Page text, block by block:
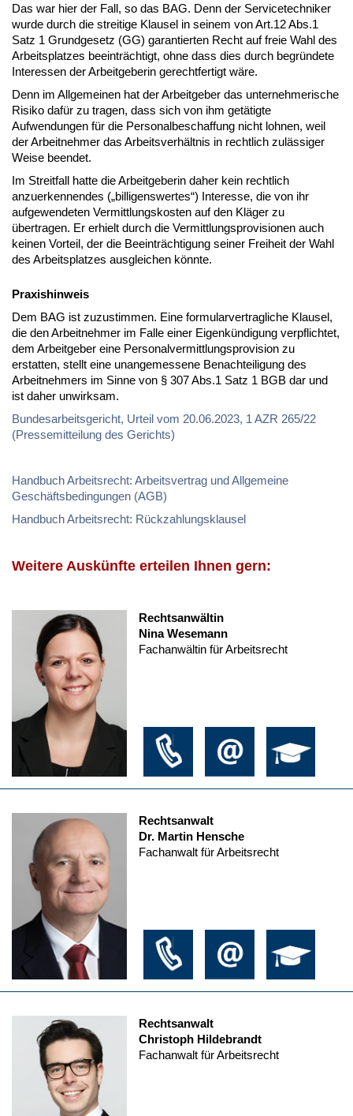
Das war hier der Fall, so das BAG. Denn der Servicetechniker
wurde durch die streitige Klausel in seinem von Art.12 Abs.1
Satz 1 Grundgesetz (GG) garantierten Recht auf freie Wahl des
Arbeitsplatzes beeinträchtigt, ohne dass dies durch begründete
Interessen der Arbeitgeberin gerechtfertigt wäre.
Denn im Allgemeinen hat der Arbeitgeber das unternehmerische
Risiko dafür zu tragen, dass sich von ihm getätigte
Aufwendungen für die Personalbeschaffung nicht lohnen, weil
der Arbeitnehmer das Arbeitsverhältnis in rechtlich zulässiger
Weise beendet.
Im Streitfall hatte die Arbeitgeberin daher kein rechtlich
anzuerkennendes („billigenswertes“) Interesse, die von ihr
aufgewendeten Vermittlungskosten auf den Kläger zu
übertragen. Er erhielt durch die Vermittlungsprovisionen auch
keinen Vorteil, der die Beeinträchtigung seiner Freiheit der Wahl
des Arbeitsplatzes ausgleichen könnte.
Praxishinweis
Dem BAG ist zuzustimmen. Eine formularvertragliche Klausel,
die den Arbeitnehmer im Falle einer Eigenkündigung verpflichtet,
dem Arbeitgeber eine Personalvermittlungsprovision zu
erstatten, stellt eine unangemessene Benachteiligung des
Arbeitnehmers im Sinne von § 307 Abs.1 Satz 1 BGB dar und
ist daher unwirksam.
Bundesarbeitsgericht, Urteil vom 20.06.2023, 1 AZR 265/22
(Pressemitteilung des Gerichts)
Handbuch Arbeitsrecht: Arbeitsvertrag und Allgemeine
Geschäftsbedingungen (AGB)
Handbuch Arbeitsrecht: Rückzahlungsklausel
Weitere Auskünfte erteilen Ihnen gern:
Rechtsanwältin
Nina Wesemann
Fachanwältin für Arbeitsrecht
Rechtsanwalt
Dr. Martin Hensche
Fachanwalt für Arbeitsrecht
Rechtsanwalt
Christoph Hildebrandt
Fachanwalt für Arbeitsrecht